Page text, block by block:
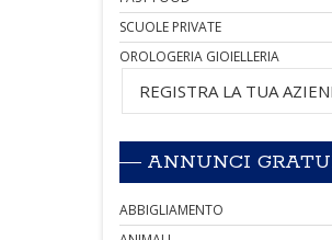
SCUOLE PRIVATE
OROLOGERIA GIOIELLERIA
REGISTRA LA TUA
ANNUNCI
ABBIGLIAMENTO